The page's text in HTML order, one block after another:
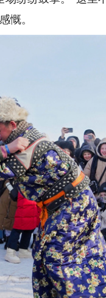
慨。